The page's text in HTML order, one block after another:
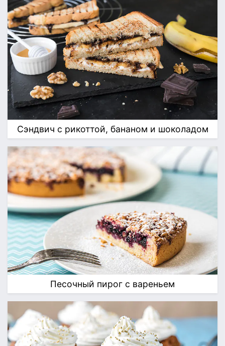
Сэндвич с рикоттой, бананом и шоколадом
Песочный пирог с вареньем